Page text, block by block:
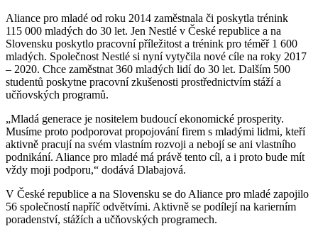
Aliance pro mladé od roku 2014 zaměstnala či poskytla trénink
115 000 mladých do 30 let. Jen Nestlé v České republice a na
Slovensku poskytlo pracovní příležitost a trénink pro téměř 1 600
mladých. Společnost Nestlé si nyní vytyčila nové cíle na roky 2017
– 2020. Chce zaměstnat 360 mladých lidí do 30 let. Dalším 500
studentů poskytne pracovní zkušenosti prostřednictvím stáží a
učňovských programů.
„Mladá generace je nositelem budoucí ekonomické prosperity.
Musíme proto podporovat propojování firem s mladými lidmi, kteří
aktivně pracují na svém vlastním rozvoji a nebojí se ani vlastního
podnikání. Aliance pro mladé má právě tento cíl, a i proto bude mít
vždy moji podporu,“ dodává Dlabajová.
V České republice a na Slovensku se do Aliance pro mladé zapojilo
56 společností napříč odvětvími. Aktivně se podílejí na karierním
poradenství, stážích a učňovských programech.